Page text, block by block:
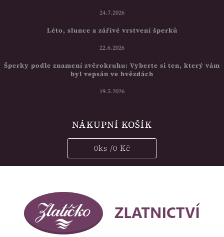
24.7.2026
Léto, slunce a zářivé vrstvení šperků
22.6.2026
Šperky podle znamení zvěrokruhu: Vyberte si ten, který vám
byl vepsán ve hvězdách
19.5.2026
NÁKUPNÍ KOŠÍK
0ks /0 Kč